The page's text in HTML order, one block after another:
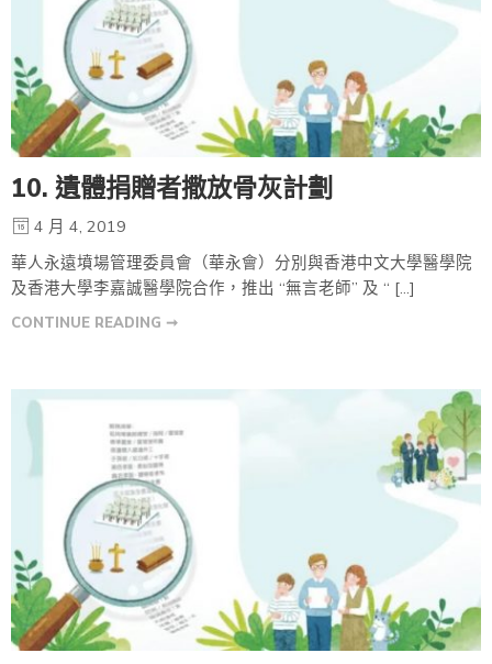
10. 遺體捐贈者撒放骨灰計劃
4 月 4, 2019
華人永遠墳場管理委員會（華永會）分別與香港中文大學醫學院
及香港大學李嘉誠醫學院合作，推出 “無言老師” 及 “ […]
CONTINUE READING ➞